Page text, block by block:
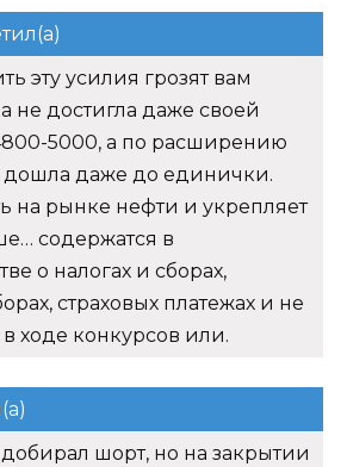
эту усилия грозят вам
не достигла даже своей
5000, а по расширению
даже до единички.
на рынке нефти и укрепляет
содержатся в
о налогах и сборах,
страховых платежах и не
ходе конкурсов или.
шорт, но на закрытии